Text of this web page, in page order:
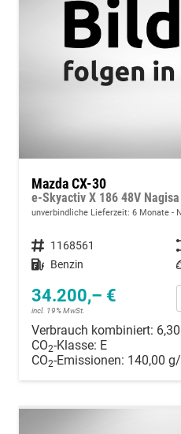
Mazda CX-30
e-Skyactiv X 186 48V
unverbindliche Lieferzeit: 6 Monate
Fahrzeugnummer 1168561
Kraftstoff Benzin
34.200,– €
incl. 19% MwSt.
Verbrauch kombiniert:
CO2-Klasse: E
CO2-Emissionen: 140,00